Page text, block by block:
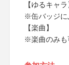
【ゆるキャラ
※缶バッジに
【楽曲】
※楽曲のみも